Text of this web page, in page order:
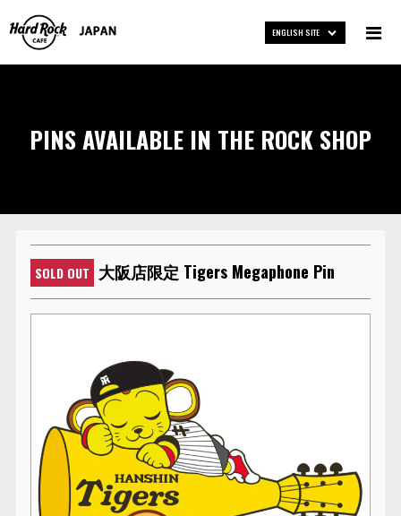
ENGLISH SITE
PINS AVAILABLE IN THE ROCK SHOP
SOLD OUT 大阪店限定 Tigers Megaphone Pin